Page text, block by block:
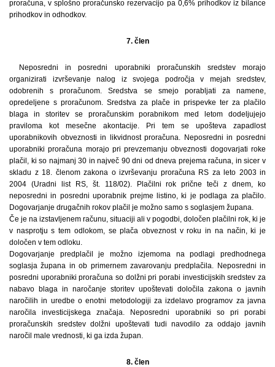
proračuna, v splošno proračunsko rezervacijo pa 0,6% prihodkov iz bilance
prihodkov in odhodkov.
7. člen
Neposredni in posredni uporabniki proračunskih sredstev morajo
organizirati izvrševanje nalog iz svojega področja v mejah sredstev,
odobrenih s proračunom. Sredstva se smejo porabljati za namene,
opredeljene s proračunom. Sredstva za plače in prispevke ter za plačilo
blaga in storitev se proračunskim porabnikom med letom dodeljujejo
praviloma kot mesečne akontacije. Pri tem se upošteva zapadlost
uporabnikovih obveznosti in likvidnost proračuna. Neposredni in posredni
uporabniki proračuna morajo pri prevzemanju obveznosti dogovarjati roke
plačil, ki so najmanj 30 in največ 90 dni od dneva prejema računa, in sicer v
skladu z 18. členom zakona o izvrševanju proračuna RS za leto 2003 in
2004 (Uradni list RS, št. 118/02). Plačilni rok prične teči z dnem, ko
neposredni in posredni uporabnik prejme listino, ki je podlaga za plačilo.
Dogovarjanje drugačnih rokov plačil je možno samo s soglasjem župana.
Če je na izstavljenem računu, situaciji ali v pogodbi, določen plačilni rok, ki je
v nasprotju s tem odlokom, se plača obveznost v roku in na način, ki je
določen v tem odloku.
Dogovarjanje predplačil je možno izjemoma na podlagi predhodnega
soglasja župana in ob primernem zavarovanju predplačila. Neposredni in
posredni uporabniki proračuna so dolžni pri porabi investicijskih sredstev za
nabavo blaga in naročanje storitev upoštevati določila zakona o javnih
naročilih in uredbe o enotni metodologiji za izdelavo programov za javna
naročila investicijskega značaja. Neposredni uporabniki so pri porabi
proračunskih sredstev dolžni upoštevati tudi navodilo za oddajo javnih
naročil male vrednosti, ki ga izda župan.
8. člen